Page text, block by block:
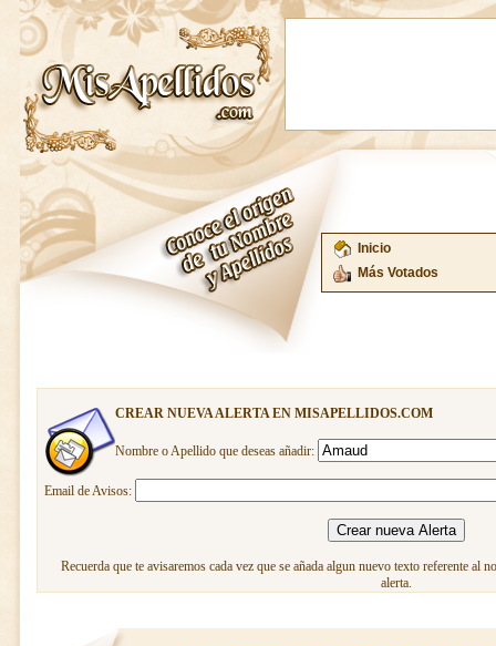
Inicio
Más Votados
CREAR NUEVA ALERTA EN MISAPELLIDOS.COM
Nombre o Apellido que deseas añadir:
Email de Avisos:
Recuerda que te avisaremos cada vez que se añada algun nuevo texto referente al
alerta.